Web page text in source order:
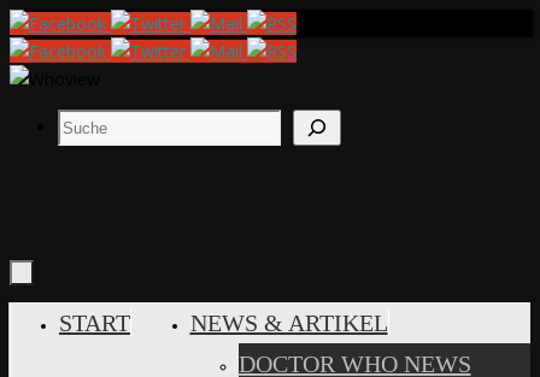
Zum
Inhalt
springen
Suchen
INHALT
START
NEWS & ARTIKEL
DOCTOR WHO NEWS